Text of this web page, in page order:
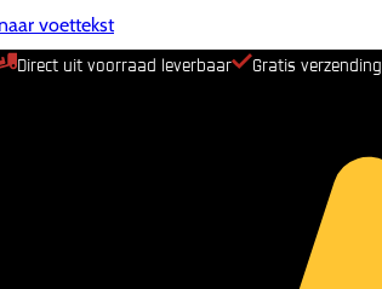
voettekst
Direct uit voorraad leverbaar Gratis verzending